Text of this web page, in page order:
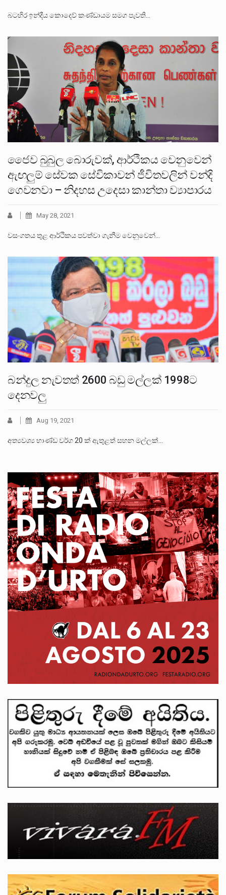
බටහිර ඉන්දීය කොදෙව් කණ්ඩායම සමග පැවති…
ජෛව බුබුල බොරුවක්, ආර්ථිකය වෙනුවෙන්
ඇඟලුම් සේවක සේවිකාවන් ජීවිතවලින් වන්දි
ගෙවනවා – නිදහස උදෙසා කාන්තා ව්‍යාපාරය
May 28, 2021
වසංගතය තුළ ආර්ථිකය පවත්වා ගැනීම වෙනුවෙන්…
බන්දුල නැවතත් 2600 බඩු මල්ලක් 1998ට
දෙනවලු
Aug 19, 2021
අත්‍යවශ්‍ය භාණ්ඩ වර්ග 20 ක් ඇතුළත් සහන මල්ලක්…